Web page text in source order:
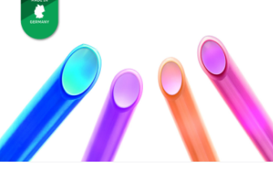
Farbenvielfalt wie in der
Eisdiele